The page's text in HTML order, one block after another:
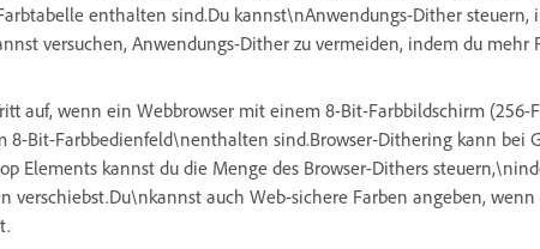
enthalten sind.Du kannst\nAnwendungs-Dither
versuchen, Anwendungs-Dither zu vermeiden, indem du mehr
auf, wenn ein Webbrowser mit einem 8-Bit-Farbbildschirm (256-
Bit-Farbbedienfeld\nenthalten sind.Browser-Dithering kann bei
Elements kannst du die Menge des Browser-Dithers
verschiebst.Du\nkannst auch Web-sichere Farben angeben,